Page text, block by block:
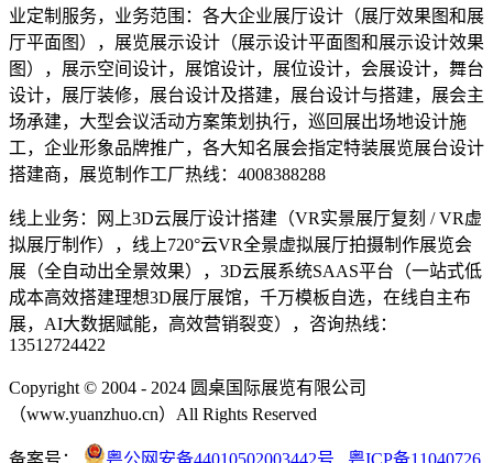
业定制服务，业务范围：各大企业展厅设计（展厅效果图和展
厅平面图），展览展示设计（展示设计平面图和展示设计效果
图），展示空间设计，展馆设计，展位设计，会展设计，舞台
设计，展厅装修，展台设计及搭建，展台设计与搭建，展会主
场承建，大型会议活动方案策划执行，巡回展出场地设计施
工，企业形象品牌推广，各大知名展会指定特装展览展台设计
搭建商，展览制作工厂热线：4008388288
线上业务：网上3D云展厅设计搭建（VR实景展厅复刻 / VR虚
拟展厅制作），线上720°云VR全景虚拟展厅拍摄制作展览会
展（全自动出全景效果），3D云展系统SAAS平台（一站式低
成本高效搭建理想3D展厅展馆，千万模板自选，在线自主布
展，AI大数据赋能，高效营销裂变），咨询热线：
13512724422
Copyright © 2004 - 2024 圆桌国际展览有限公司
（www.yuanzhuo.cn）All Rights Reserved
备案号： 粤公网安备44010502003442号 粤ICP备11040726